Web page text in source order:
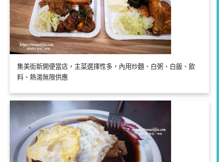
集美街新開便當店，主菜選擇性多，內用炒麵、白粥、白飯、飲
料、熱湯無限供應